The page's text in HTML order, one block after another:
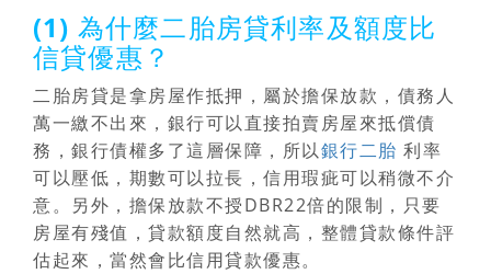
(1) 為什麼二胎房貸利率及額度比
信貸優惠？
二胎房貸是拿房屋作抵押，屬於擔保放款 ，債務人
萬一繳不出來，銀行可以直接拍賣房屋來抵償債
務，銀行債權多了這層保障，所以銀行二胎 利率
可以壓低，期數可以拉長 ，信用瑕疵可以稍微不介
意。另外，擔保放款不授DBR22倍的限制，只要
房屋有殘值，貸款額度自然就高，整體貸款條件評
估起來，當然會比信用貸款優惠。